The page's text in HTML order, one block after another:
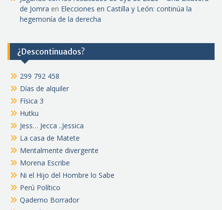
de Jomra en Elecciones en Castilla y León: continúa la
hegemonía de la derecha
¿Descontinuados?
299 792 458
Días de alquiler
Física 3
Hutku
Jess… Jecca ..Jessica
La casa de Matete
Mentalmente divergente
Morena Escribe
Ni el Hijo del Hombre lo Sabe
Perú Político
Qaderno Borrador